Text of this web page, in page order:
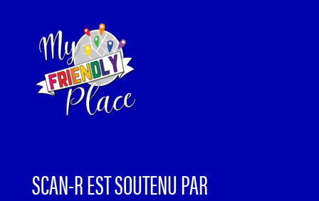
SCAN-R EST SOUTENU PAR